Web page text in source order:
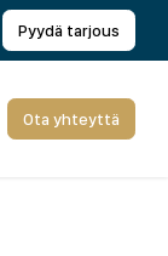
Pyydä tarjous
Ota yhteyttä